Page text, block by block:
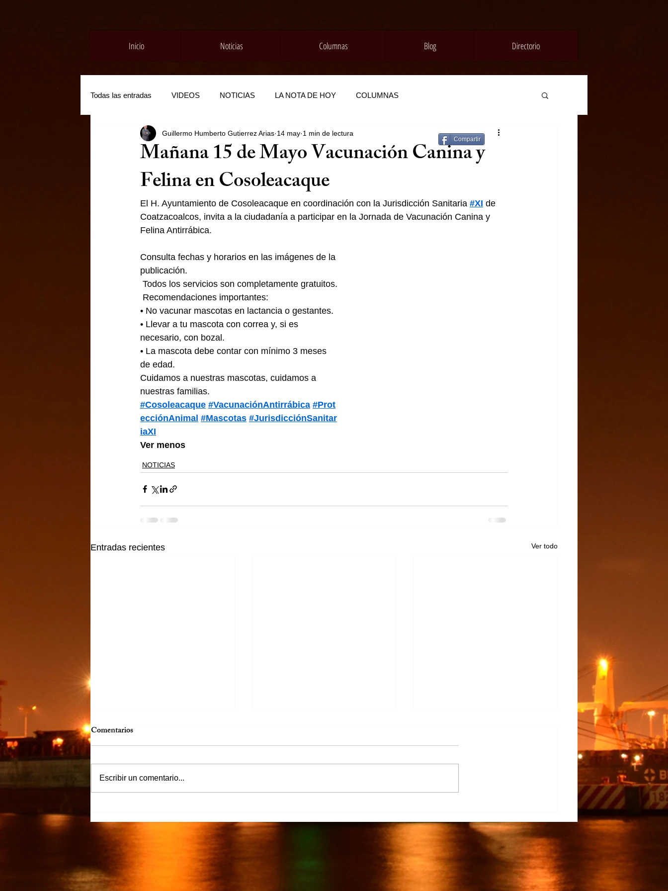
Inicio Noticias Columnas Blog Directorio
Todas las entradas VIDEOS NOTICIAS LA NOTA DE HOY COLUMNAS
Mañana 15 de Mayo Vacunación Canina y
Felina en Cosoleacaque
Guillermo Humberto Gutierrez Arias 14 may 1 min de lectura
El H. Ayuntamiento de Cosoleacaque en coordinación con la Jurisdicción Sanitaria #XI de
Coatzacoalcos, invita a la ciudadanía a participar en la Jornada de Vacunación Canina y
Felina Antirrábica.
Consulta fechas y horarios en las imágenes de la
publicación.
Todos los servicios son completamente gratuitos.
Recomendaciones importantes:
• No vacunar mascotas en lactancia o gestantes.
• Llevar a tu mascota con correa y, si es
necesario, con bozal.
• La mascota debe contar con mínimo 3 meses
de edad.
Cuidamos a nuestras mascotas, cuidamos a
nuestras familias.
#Cosoleacaque #VacunaciónAntirrábica #Prot
ecciónAnimal #Mascotas #JurisdicciónSanitar
iaXI
Ver menos
NOTICIAS
Entradas recientes Ver todo
familiares y amigos
caña afectados por el cierre del
Ingenio San Pedro
Desarrollo del TECNM Virtual
Comentarios
Escribir un comentario...
Compartir